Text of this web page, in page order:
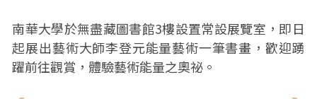
南華大學於無盡藏圖書館3樓設置常設展覽室，即日
起展出藝術大師李登元能量藝術一筆書畫，歡迎踴
躍前往觀賞，體驗藝術能量之奧祕。